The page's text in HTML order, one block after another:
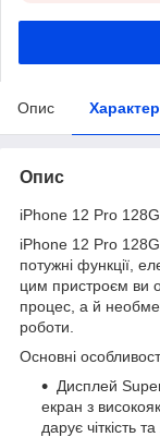
Опис
Опис
iPhone 12 Pro
iPhone 12 Pro
потужні функції,
цим пристроєм ви
процес, а й
роботи.
Основні
Дисплей
екран з
дарує чіткість